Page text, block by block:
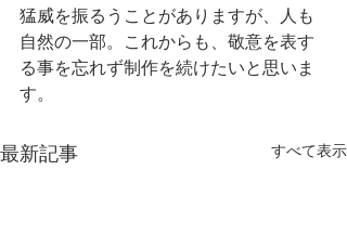
猛威を振るうことがありますが、人も
自然の一部。これからも、敬意を表す
る事を忘れず制作を続けたいと思いま
す。
最新記事 すべて表示